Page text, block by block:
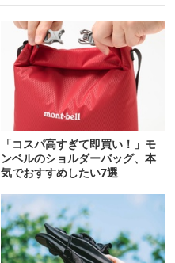
「コスパ高すぎて即買い！」モ
ンベルのショルダーバッグ、本
気でおすすめしたい7選